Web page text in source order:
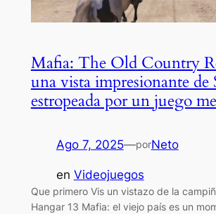
Mafia: The Old Country
una vista impresionante de
estropeada por un juego
Ago 7, 2025—porNeto
en Videojuegos
Que primero Vis un vistazo de la
Hangar 13 Mafia: el viejo país es un